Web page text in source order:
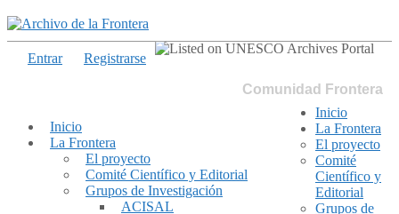
Comunidad Frontera
Inicio
La Frontera
El proyecto
Comité Científico y Editorial
Grupos de Investigación
ACISAL
Entrar Registrarse
Inicio
La Frontera
El proyecto
Comité
Científico y
Editorial
Grupos de